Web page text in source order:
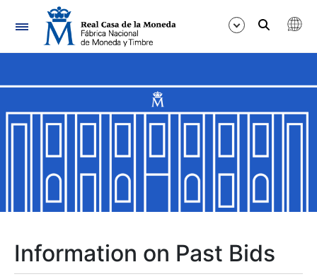
Navigation
Show/Hide
Show/Hide
Show/Hide
Information on Past Bids